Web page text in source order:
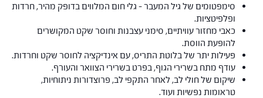
סימפטומים של גיל המעבר – גלי חום המלווים בדופק מהיר, חרדות
ופלפיטציות.
כאבי מחזור עוויתיים, סימני עצבנות וחוסר שקט המקושרים
להופעת הווסת.
פעילות יתר של בלוטת התריס, עם אינדיקציה לחוסר שקט וחרדות.
עודף מתח בשרירי הגוף, בפרט בשרירי הצוואר והעורף.
שיקום של חולי לב, לאחר התקפי לב, פרוצדורות ניתוחיות,
טראומות נפשיות ועוד.